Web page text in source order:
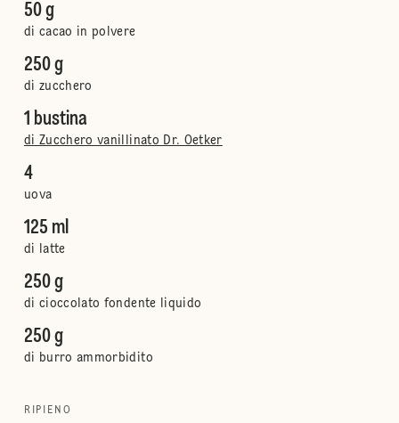
50 g
di cacao in polvere
250 g
di zucchero
1 bustina
di Zucchero vanillinato Dr. Oetker
4
uova
125 ml
di latte
250 g
di cioccolato fondente liquido
250 g
di burro ammorbidito
RIPIENO